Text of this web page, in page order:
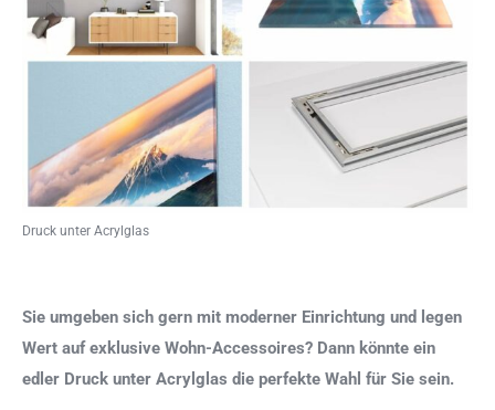
Druck unter Acrylglas
Sie umgeben sich gern mit moderner Einrichtung und legen
Wert auf exklusive Wohn-Accessoires? Dann könnte ein
edler Druck unter Acrylglas die perfekte Wahl für Sie sein.